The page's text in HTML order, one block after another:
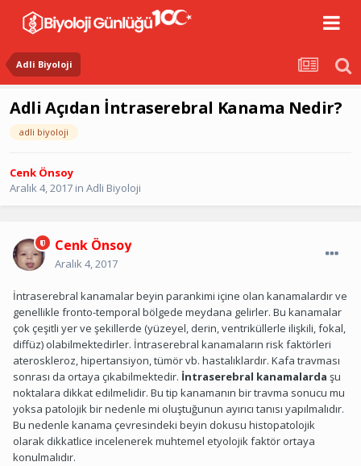
Adli Biyoloji
Adli Açıdan İntraserebral Kanama Nedir?
adli biyoloji
Cenk Önsoy
Aralık 4, 2017 in Adli Biyoloji
Cenk Önsoy
Aralık 4, 2017
İntraserebral kanamalar beyin parankimi içine olan kanamalardır ve
genellikle fronto-temporal bölgede meydana gelirler. Bu kanamalar
çok çeşitli yer ve şekillerde (yüzeyel, derin, ventriküllerle ilişkili, fokal,
diffüz) olabilmektedirler. İntraserebral kanamaların risk faktörleri
ateroskleroz, hipertansiyon, tümör vb. hastalıklardır. Kafa travması
sonrası da ortaya çıkabilmektedir. İntraserebral kanamalarda şu
noktalara dikkat edilmelidir. Bu tip kanamanın bir travma sonucu mu
yoksa patolojik bir nedenle mi oluştuğunun ayırıcı tanısı yapılmalıdır.
Bu nedenle kanama çevresindeki beyin dokusu histopatolojik
olarak dikkatlice incelenerek muhtemel etyolojik faktör ortaya
konulmalıdır.